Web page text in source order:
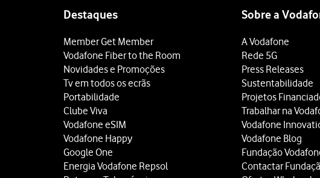
Destaques
Member Get Member
Vodafone Fiber to the Room
Novidades e Promoções
Tv em todos os ecrãs
Portabilidade
Clube Viva
Vodafone eSIM
Vodafone Happy
Google One
Energia Vodafone Repsol
Sobre a
A Vodafone
Rede 5G
Press Releases
Sustentabilidade
Projetos
Trabalhar na
Vodafone
Vodafone Blog
Fundação
Contactar